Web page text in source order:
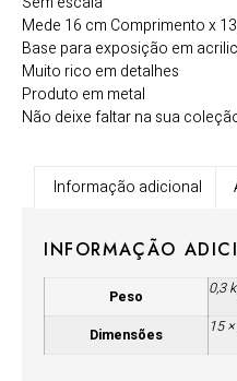
Mede 16 cm Comprimento x
Base para exposição em
Muito rico em detalhes
Produto em metal
Não deixe faltar na sua
Informação adicional
INFORMAÇÃO
Peso 0,3
Dimensões 15